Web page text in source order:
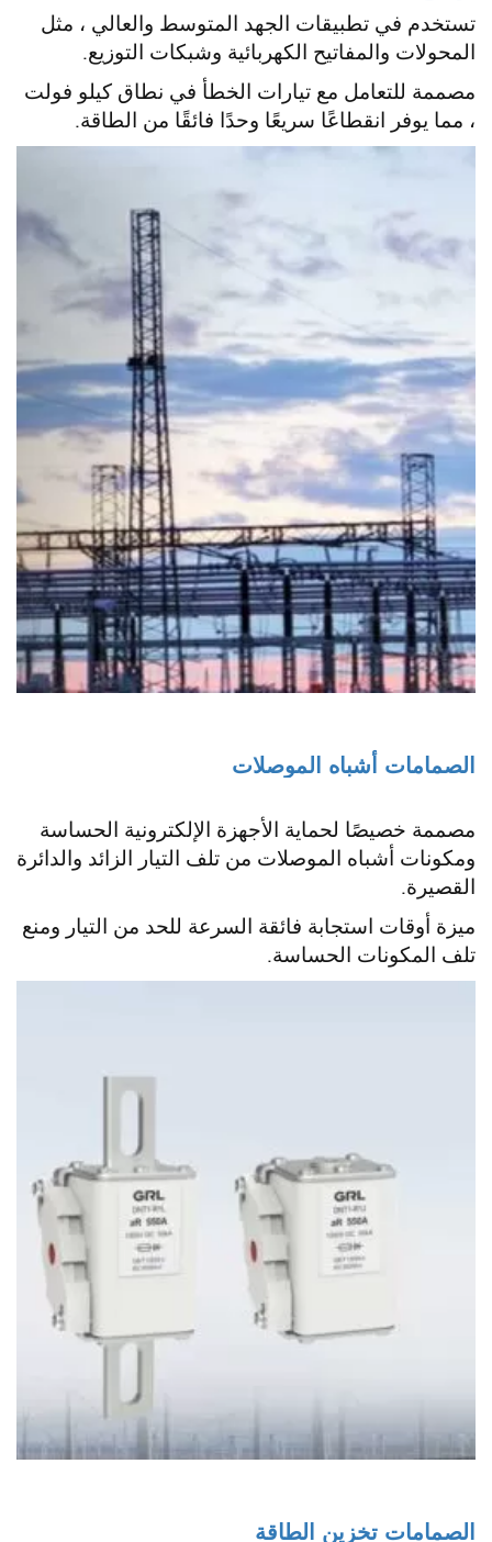
تستخدم في تطبيقات الجهد المتوسط والعالي ، مثل
المحولات والمفاتيح الكهربائية وشبكات التوزيع.
مصممة للتعامل مع تيارات الخطأ في نطاق كيلو فولت
، مما يوفر انقطاعًا سريعًا وحدًا فائقًا من الطاقة.
الصمامات أشباه الموصلات
مصممة خصيصًا لحماية الأجهزة الإلكترونية الحساسة
ومكونات أشباه الموصلات من تلف التيار الزائد والدائرة
القصيرة.
ميزة أوقات استجابة فائقة السرعة للحد من التيار ومنع
تلف المكونات الحساسة.
الصمامات تخزين الطاقة